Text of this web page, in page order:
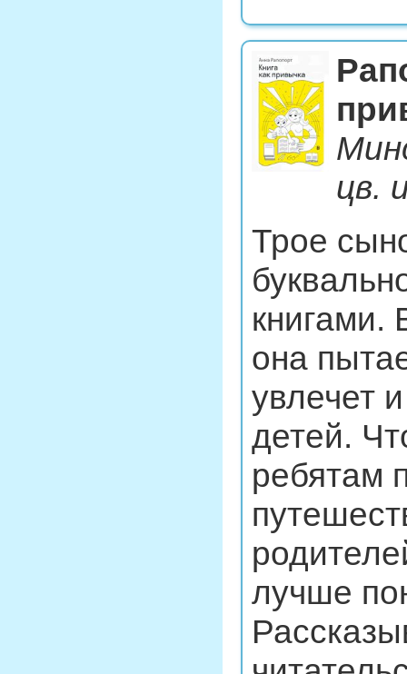
цв.
Трое
книгами.
она
увлечет
детей.
ребятам
лучше